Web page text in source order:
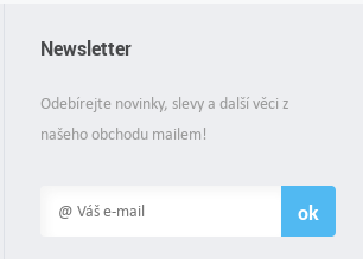
Newsletter
Odebírejte novinky, slevy a další věci z
našeho obchodu mailem!
ok